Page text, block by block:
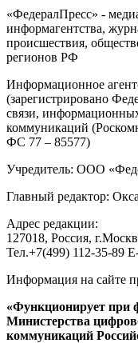
«ФедералПресс» -
информагентства,
происшествия,
регионов РФ
Информационное
(зарегистрировано
связи,
коммуникаций
ФС 77 – 85577)
Учредитель: ООО
Главный редактор:
Адрес редакции:
127018, Россия,
Тел.+7(499) 112-35-89
Информация на сайте
«Функционирует при
Министерства
коммуникаций